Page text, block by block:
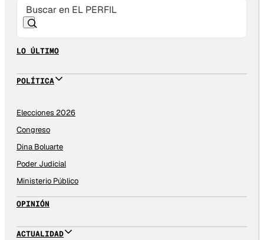
LO ÚLTIMO
POLÍTICA
Elecciones 2026
Congreso
Dina Boluarte
Poder Judicial
Ministerio Público
OPINIÓN
ACTUALIDAD